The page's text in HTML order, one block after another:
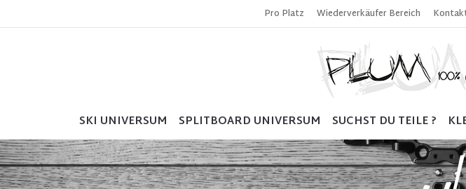
Pro Platz Wiederverkäufer Bereich
SKI UNIVERSUM SPLITBOARD UNIVERSUM SUCHST DU TEILE ?